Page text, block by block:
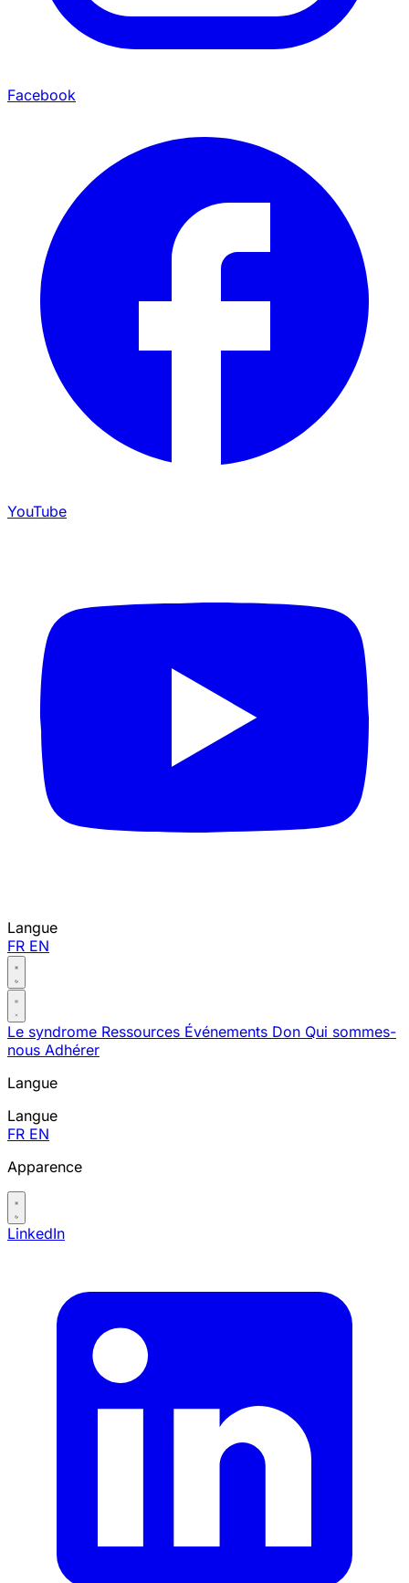
Facebook
YouTube
Langue
FR EN
Le syndrome Ressources Événements Don Qui sommes-
nous Adhérer
Langue
Langue
FR EN
Apparence
LinkedIn